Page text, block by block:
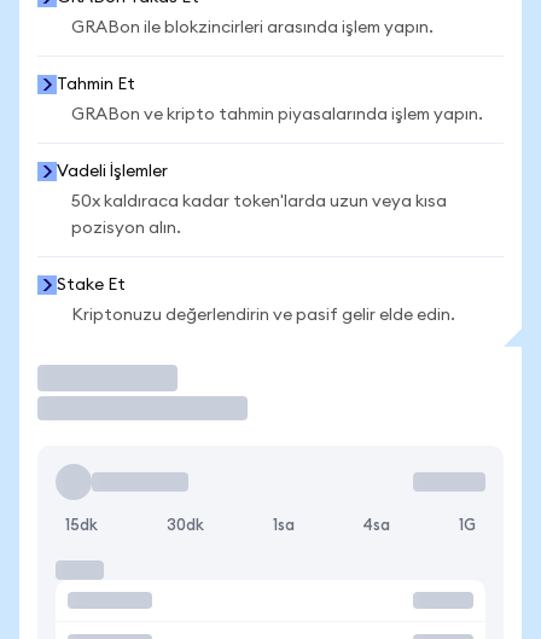
GRABon ile blokzincirleri arasında işlem yapın.
Tahmin Et
GRABon ve kripto tahmin piyasalarında işlem yapın.
Vadeli İşlemler
50x kaldıraca kadar token'larda uzun veya kısa
pozisyon alın.
Stake Et
Kriptonuzu değerlendirin ve pasif gelir elde edin.
15dk 30dk 1sa 4sa 1G